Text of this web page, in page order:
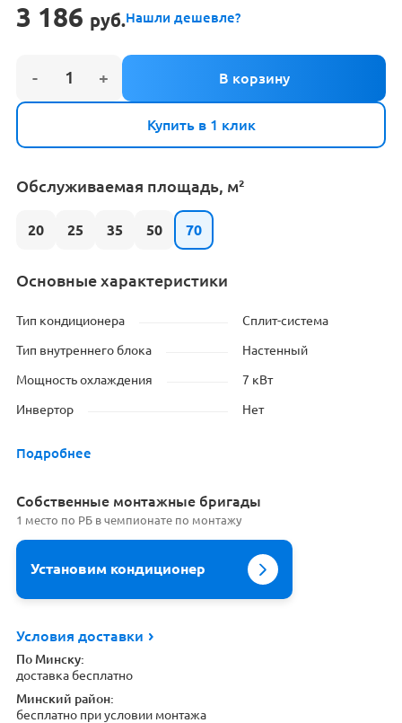
3 186 руб.Нашли дешевле?
Купить в 1 клик
Обслуживаемая площадь, м²
20 25 35 50 70
Основные характеристики
Тип кондиционера Сплит-система
Тип внутреннего блока Настенный
Мощность охлаждения 7 кВт
Инвертор Нет
Подробнее
Cобственные монтажные бригады
1 место по РБ в чемпионате по монтажу
Установим кондиционер
Условия доставки
По Минску:
доставка бесплатно
Минский район:
бесплатно при условии монтажа